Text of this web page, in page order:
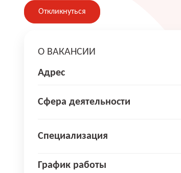
Откликнуться
О ВАКАНСИИ
Адрес
Сфера деятельности
Специализация
График работы